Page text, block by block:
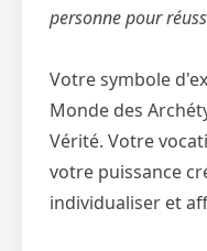
personne pour
Votre symbole
Monde des
Vérité. Votre
votre puissance
individualiser et